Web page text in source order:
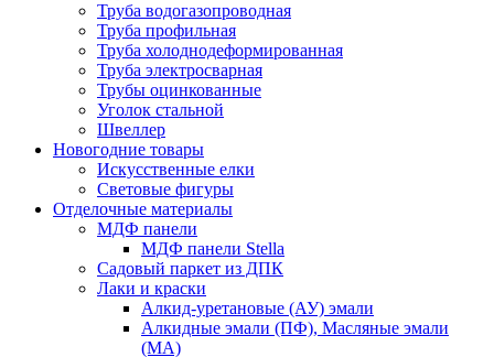
Труба водогазопроводная
Труба профильная
Труба холоднодеформированная
Труба электросварная
Трубы оцинкованные
Уголок стальной
Швеллер
Новогодние товары
Искусственные елки
Световые фигуры
Отделочные материалы
МДФ панели
МДФ панели Stella
Садовый паркет из ДПК
Лаки и краски
Алкид-уретановые (АУ) эмали
Алкидные эмали (ПФ), Масляные эмали
(МА)